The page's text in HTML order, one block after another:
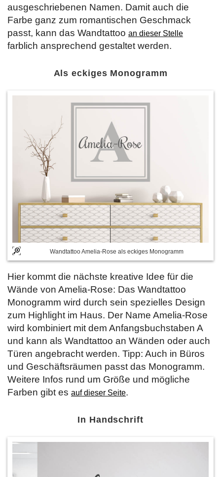
ausgeschriebenen Namen. Damit auch die
Farbe ganz zum romantischen Geschmack
passt, kann das Wandtattoo an dieser Stelle
farblich ansprechend gestaltet werden.
Als eckiges Monogramm
Wandtattoo Amelia-Rose als eckiges Monogramm
Hier kommt die nächste kreative Idee für die
Wände von Amelia-Rose: Das Wandtattoo
Monogramm wird durch sein spezielles Design
zum Highlight im Haus. Der Name Amelia-Rose
wird kombiniert mit dem Anfangsbuchstaben A
und kann als Wandtattoo an Wänden oder auch
Türen angebracht werden. Tipp: Auch in Büros
und Geschäftsräumen passt das Monogramm.
Weitere Infos rund um Größe und mögliche
Farben gibt es auf dieser Seite.
In Handschrift